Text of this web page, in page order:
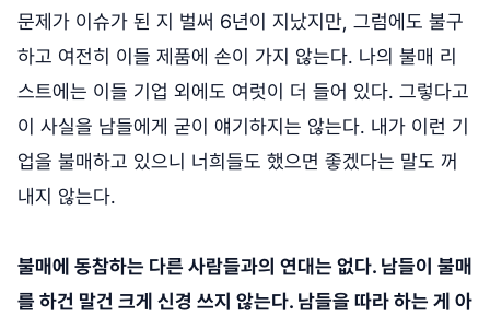
문제가 이슈가 된 지 벌써 6년이 지났지만, 그럼에도 불구
하고 여전히 이들 제품에 손이 가지 않는다. 나의 불매 리
스트에는 이들 기업 외에도 여럿이 더 들어 있다. 그렇다고
이 사실을 남들에게 굳이 얘기하지는 않는다. 내가 이런 기
업을 불매하고 있으니 너희들도 했으면 좋겠다는 말도 꺼
내지 않는다.
불매에 동참하는 다른 사람들과의 연대는 없다. 남들이 불매
를 하건 말건 크게 신경 쓰지 않는다. 남들을 따라 하는 게 아